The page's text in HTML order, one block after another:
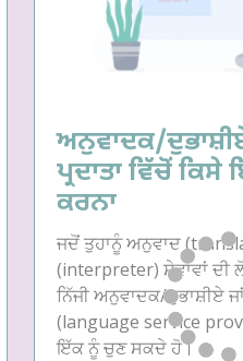
ਅਨੁਵਾਦਕ/
ਪ੍ਰਦਾਤਾ ਵਿੱਚੋਂ
ਕਰਨਾ
ਜਦੋਂ ਤੁਹਾਨੂੰ ਅਨੁਵਾਦ
(interpreter) ਸੇਵਾਵਾਂ ਦੀ
ਨਿੱਜੀ ਅਨੁਵਾਦਕ/ਦੁਭਾਸ਼ੀਏ
(language service
ਇੱਕ ਨੂੰ ਚੁਣ ਸਕਦੇ ਹੋ।